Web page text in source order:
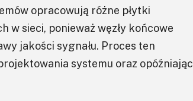
opracowują różne płytki
w sieci, ponieważ węzły końcowe
jakości sygnału. Proces ten
systemu oraz opóźniając